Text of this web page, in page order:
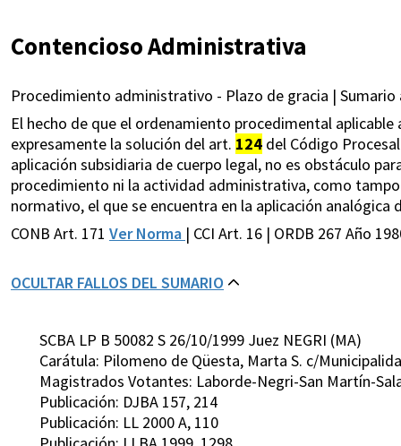
Contencioso Administrativa
Procedimiento administrativo - Plazo de gracia |
El hecho de que el ordenamiento procedimental
expresamente la solución del art. 124 del Código
aplicación subsidiaria de cuerpo legal, no es obstáculo
procedimiento ni la actividad administrativa, como
normativo, el que se encuentra en la aplicación analógica
CONB Art. 171 Ver Norma | CCI Art. 16 | ORDB 267 Año
OCULTAR FALLOS DEL SUMARIO
SCBA LP B 50082 S 26/10/1999 Juez NEGRI (MA)
Carátula: Pilomeno de Qüesta, Marta S. c/
Magistrados Votantes: Laborde-Negri-San Martín-
Publicación: DJBA 157, 214
Publicación: LL 2000 A, 110